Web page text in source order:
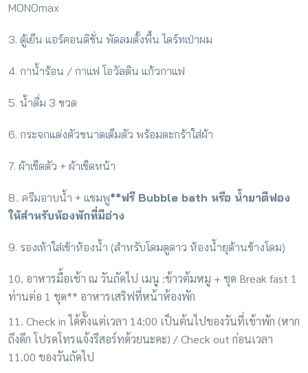
MONOmax
3. ตู้เย็น แอร์คอนดิชั่น พัดลมตั้งพื้น ไดร์ทเป่าผม
4. กาน้ำร้อน / กาแฟ โอวัลติน แก้วกาแฟ
5. น้ำดื่ม 3 ขวด
6. กระจกแต่งตัวขนาดเต็มตัว พร้อมตะกร้าใส่ผ้า
7. ผ้าเช็ดตัว + ผ้าเช็ดหน้า
8.. ครีมอาบน้ำ + แชมพู**ฟรี Bubble bath หรือ น้ำยาตีฟอง
ให้สำหรับห้องพักที่มีอ่าง
9. รองเท้าใส่เข้าห้องน้ำ (สำหรับโดมดูดาว ห้องน้ำยุด้านข้างโดม)
10. อาหารมื้อเช้า ณ วันถัดไป เมนู :ข้าวต้มหมู + ชุด Break fast 1
ท่านต่อ 1 ชุด** อาหารเสริฟที่หน้าห้องพัก
11. Check in ได้ตั้งแต่เวลา 14:00 เป็นต้นไปของวันที่เข้าพัก (หาก
ถึงดึก โปรดโทรแจ้งรีสอร์ทด้วยนะคะ) / Check out ก่อนเวลา
11.00 ของวันถัดไป